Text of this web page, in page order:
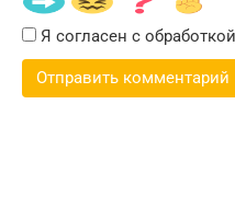
Я согласен с